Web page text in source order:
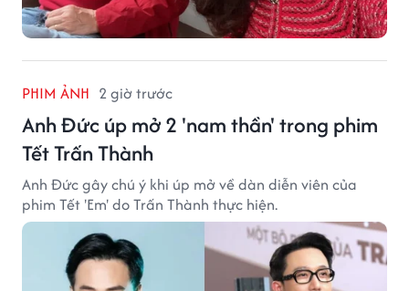
PHIM ẢNH 2 giờ trước
Anh Đức úp mở 2 'nam thần' trong phim
Tết Trấn Thành
Anh Đức gây chú ý khi úp mở về dàn diễn viên của
phim Tết 'Em' do Trấn Thành thực hiện.